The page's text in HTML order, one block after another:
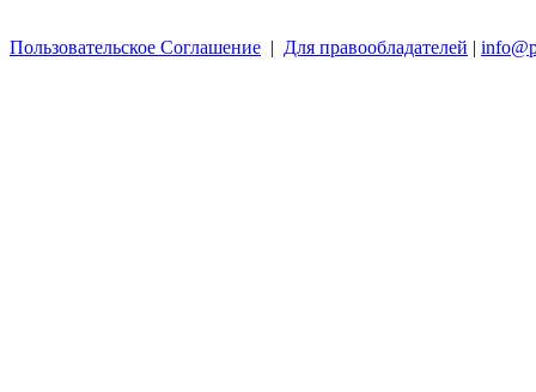
Пользовательское Соглашение | Для правообладателей |